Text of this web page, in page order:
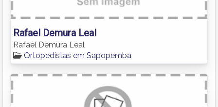
Rafael Demura Leal
Rafael Demura Leal
Ortopedistas em Sapopemba